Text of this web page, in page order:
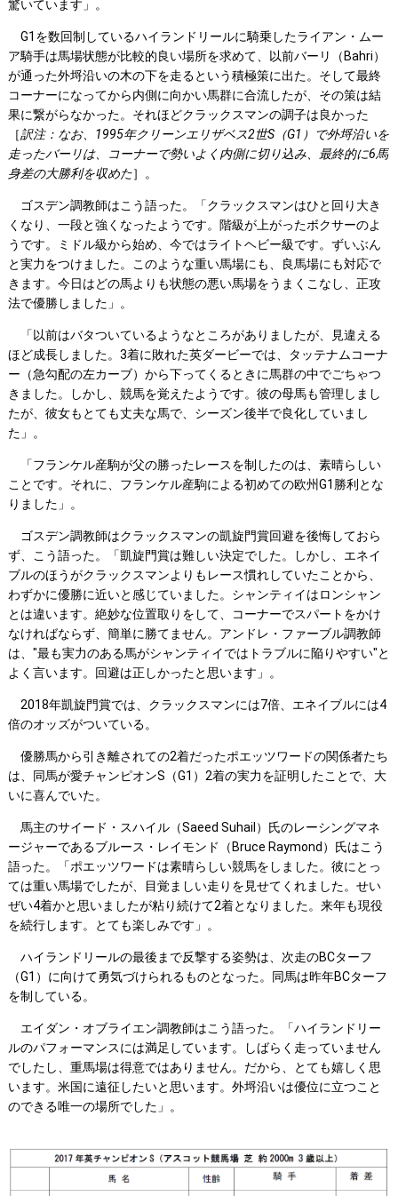
驚いています」。
G1を数回制しているハイランドリールに騎乗したライアン・ムー
ア騎手は馬場状態が比較的良い場所を求めて、以前バーリ（Bahri）
が通った外埒沿いの木の下を走るという積極策に出た。そして最終
コーナーになってから内側に向かい馬群に合流したが、その策は結
果に繋がらなかった。それほどクラックスマンの調子は良かった
［訳注：なお、 1995年クリーンエリザベス2世S（G1 ）で外埒沿いを
走ったバーリは、コーナーで勢いよく内側に切り込み、最終的に6馬
身差の大勝利を収めた］。
ゴスデン調教師はこう語った。「クラックスマンはひと回り大き
くなり、一段と強くなったようです。階級が上がったボクサーのよ
うです。ミドル級から始め、今ではライトヘビー級です。ずいぶん
と実力をつけました。このような重い馬場にも、良馬場にも対応で
きます。今日はどの馬よりも状態の悪い馬場をうまくこなし、正攻
法で優勝しました」。
「以前はバタついているようなところがありましたが、見違える
ほど成長しました。3着に敗れた英ダービーでは、タッテナムコーナ
ー（急勾配の左カーブ）から下ってくるときに馬群の中でごちゃつ
きました。しかし、競馬を覚えたようです。彼の母馬も管理しまし
たが、彼女もとても丈夫な馬で、シーズン後半で良化していまし
た」。
「フランケル産駒が父の勝ったレースを制したのは、素晴らしい
ことです。それに、フランケル産駒による初めての欧州G1勝利とな
りました」。
ゴスデン調教師はクラックスマンの凱旋門賞回避を後悔しておら
ず、こう語った。「凱旋門賞は難しい決定でした。しかし、エネイ
ブルのほうがクラックスマンよりもレース慣れしていたことから、
わずかに優勝に近いと感じていました。シャンティイはロンシャン
とは違います。絶妙な位置取りをして、コーナーでスパートをかけ
なければならず、簡単に勝てません。アンドレ・ファーブル調教師
は、"最も実力のある馬がシャンティイではトラブルに陥りやすい"と
よく言います。回避は正しかったと思います」。
2018年凱旋門賞では、クラックスマンには7倍、エネイブルには4
倍のオッズがついている。
優勝馬から引き離されての2着だったポエッツワードの関係者たち
は、同馬が愛チャンピオンS（G1）2着の実力を証明したことで、大
いに喜んでいた。
馬主のサイード・スハイル（Saeed Suhail）氏のレーシングマネ
ージャーであるブルース・レイモンド（Bruce Raymond）氏はこう
語った。「ポエッツワードは素晴らしい競馬をしました。彼にとっ
ては重い馬場でしたが、目覚ましい走りを見せてくれました。せい
ぜい4着かと思いましたが粘り続けて2着となりました。来年も現役
を続行します。とても楽しみです」。
ハイランドリールの最後まで反撃する姿勢は、次走のBCターフ
（G1）に向けて勇気づけられるものとなった。同馬は昨年BCターフ
を制している。
エイダン・オブライエン調教師はこう語った。「ハイランドリー
ルのパフォーマンスには満足しています。しばらく走っていません
でしたし、重馬場は得意ではありません。だから、とても嬉しく思
います。米国に遠征したいと思います。外埒沿いは優位に立つこと
のできる唯一の場所でした」。